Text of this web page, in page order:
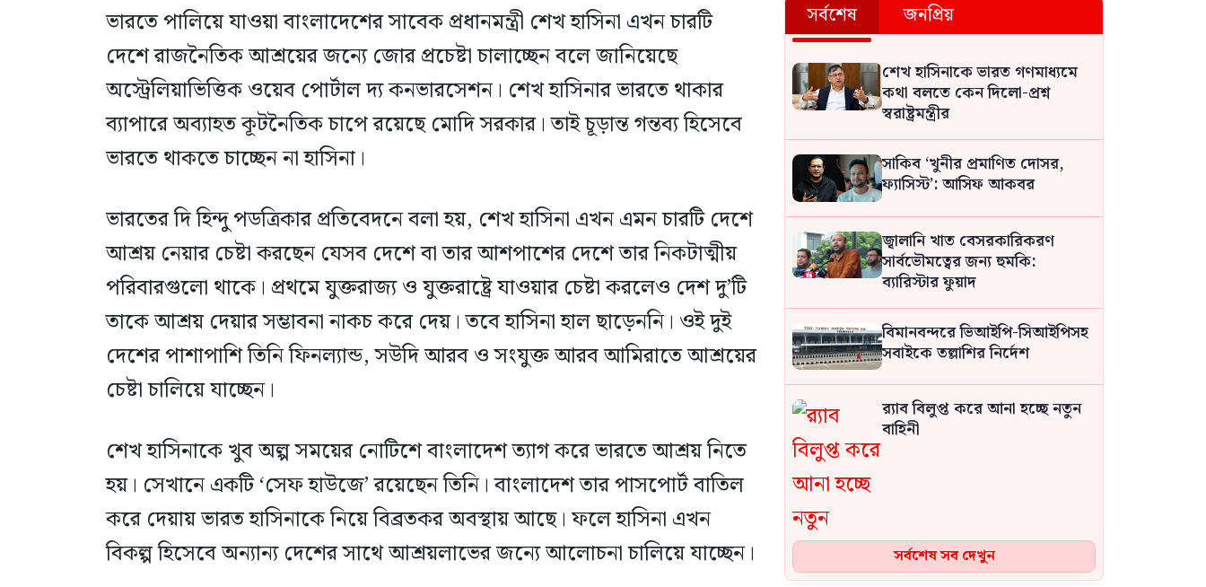
ভারতে পালিয়ে যাওয়া বাংলাদেশের সাবেক প্রধানমন্ত্রী শেখ হাসিনা এখন চারটি
দেশে রাজনৈতিক আশ্রয়ের জন্যে জোর প্রচেষ্টা চালাচ্ছেন বলে জানিয়েছে
অস্ট্রেলিয়াভিত্তিক ওয়েব পোর্টাল দ্য কনভারসেশন। শেখ হাসিনার ভারতে থাকার
ব্যাপারে অব্যাহত কূটনৈতিক চাপে রয়েছে মোদি সরকার। তাই চূড়ান্ত গন্তব্য হিসেবে
ভারতে থাকতে চাচ্ছেন না হাসিনা।
ভারতের দি হিন্দু পডত্রিকার প্রতিবেদনে বলা হয়, শেখ হাসিনা এখন এমন চারটি দেশে
আশ্রয় নেয়ার চেষ্টা করছেন যেসব দেশে বা তার আশপাশের দেশে তার নিকটাত্মীয়
পরিবারগুলো থাকে। প্রথমে যুক্তরাজ্য ও যুক্তরাষ্ট্রে যাওয়ার চেষ্টা করলেও দেশ দু’টি
তাকে আশ্রয় দেয়ার সম্ভাবনা নাকচ করে দেয়। তবে হাসিনা হাল ছাড়েননি। ওই দুই
দেশের পাশাপাশি তিনি ফিনল্যান্ড, সউদি আরব ও সংযুক্ত আরব আমিরাতে আশ্রয়ের
চেষ্টা চালিয়ে যাচ্ছেন।
শেখ হাসিনাকে খুব অল্প সময়ের নোটিশে বাংলাদেশ ত্যাগ করে ভারতে আশ্রয় নিতে
হয়। সেখানে একটি ‘সেফ হাউজে’ রয়েছেন তিনি। বাংলাদেশ তার পাসপোর্ট বাতিল
করে দেয়ায় ভারত হাসিনাকে নিয়ে বিব্রতকর অবস্থায় আছে। ফলে হাসিনা এখন
বিকল্প হিসেবে অন্যান্য দেশের সাথে আশ্রয়লাভের জন্যে আলোচনা চালিয়ে যাচ্ছেন।
সর্বশেষ জনপ্রিয়
শেখ হাসিনাকে ভারত গণমাধ্যমে
কথা বলতে কেন দিলো-প্রশ্ন
স্বরাষ্ট্রমন্ত্রীর
সাকিব ‘খুনীর প্রমাণিত দোসর,
ফ্যাসিস্ট’: আসিফ আকবর
জ্বালানি খাত বেসরকারিকরণ
সার্বভৌমত্বের জন্য হুমকি:
ব্যারিস্টার ফুয়াদ
বিমানবন্দরে ভিআইপি-সিআইপিসহ
সবাইকে তল্লাশির নির্দেশ
র‍্যাব বিলুপ্ত করে আনা হচ্ছে নতুন
বাহিনী
সর্বশেষ সব দেখুন